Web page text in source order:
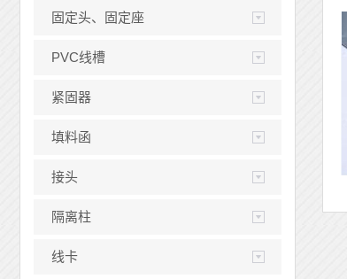
固定头、固定座
PVC线槽
紧固器
填料函
接头
隔离柱
线卡